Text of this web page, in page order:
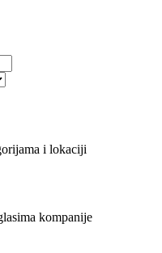
i lokaciji
kompanije